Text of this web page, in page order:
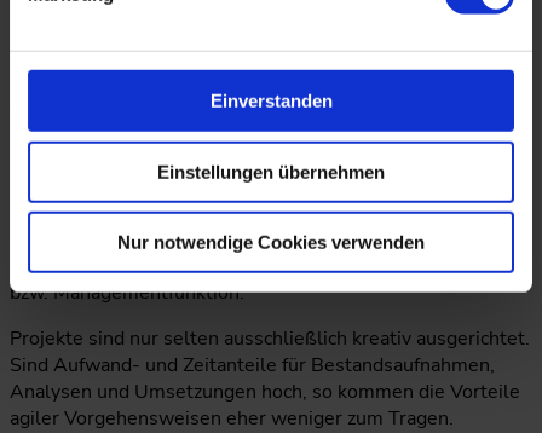
Einverstanden
Einstellungen übernehmen
Nur notwendige Cookies verwenden
zu eigen machen und aktiv promoten.
Warum wird klassisches Projektmanagement auch in
agilen Zeiten gebraucht?
Klassisches Projektmanagement vermittelt klare
Strukturen und adressiert Verantwortung. Projekte, die
stark kaufmännisch zu steuern sind, z.B.
Kunde*innenprojekte, brauchen eine effektive Steuerungs-
bzw. Managementfunktion.
Projekte sind nur selten ausschließlich kreativ ausgerichtet.
Sind Aufwand- und Zeitanteile für Bestandsaufnahmen,
Analysen und Umsetzungen hoch, so kommen die Vorteile
agiler Vorgehensweisen eher weniger zum Tragen.